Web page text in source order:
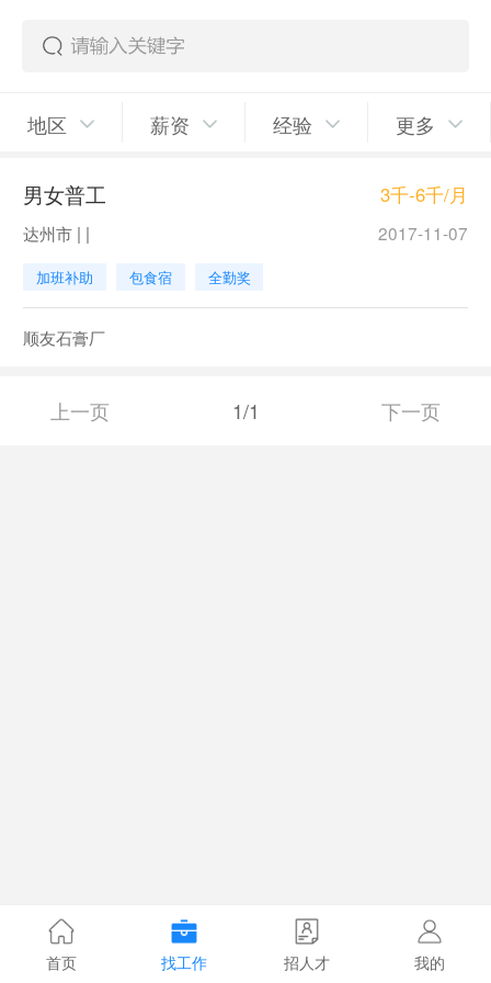
地区 薪资 经验 更多
男女普工 3千-6千/月
达州市 | | 2017-11-07
加班补助 包食宿 全勤奖
顺友石膏厂
上一页 1/1 下一页
首页 找工作 招人才 我的